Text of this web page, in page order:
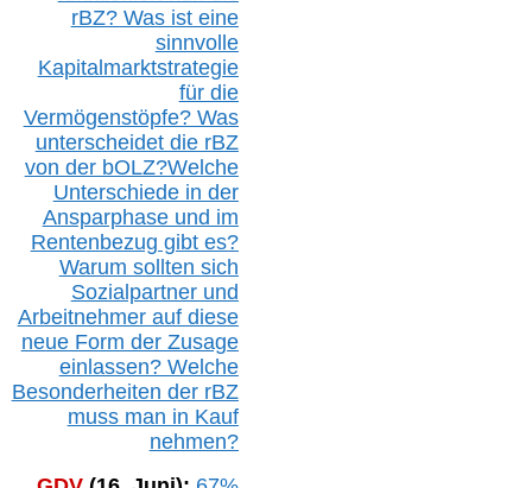
rBZ? Was ist eine
sinnvolle
Kapitalmarktstrategie
für die
Vermögenstöpfe? Was
unterscheidet die rBZ
von der bOLZ?Welche
Unterschiede in der
Ansparphase und im
Rentenbezug gibt es?
Warum sollten sich
Sozialpartner und
Arbeitnehmer auf diese
neue Form der Zusage
einlassen? Welche
Besonderheiten der rBZ
muss man in Kauf
nehmen?